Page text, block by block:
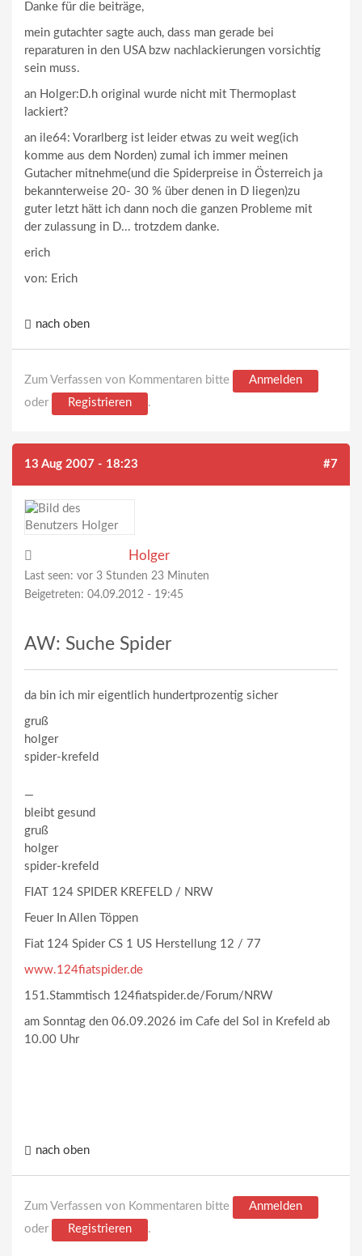
Danke für die beiträge,
mein gutachter sagte auch, dass man gerade bei
reparaturen in den USA bzw nachlackierungen vorsichtig
sein muss.
an Holger:D.h original wurde nicht mit Thermoplast
lackiert?
an ile64: Vorarlberg ist leider etwas zu weit weg(ich
komme aus dem Norden) zumal ich immer meinen
Gutacher mitnehme(und die Spiderpreise in Österreich ja
bekannterweise 20- 30 % über denen in D liegen)zu
guter letzt hätt ich dann noch die ganzen Probleme mit
der zulassung in D... trotzdem danke.
erich
von: Erich
nach oben
Zum Verfassen von Kommentaren bitte
Anmelden
oder
Registrieren .
13 Aug 2007 - 18:23 #7
Holger
Last seen: vor 3 Stunden 23 Minuten
Beigetreten: 04.09.2012 - 19:45
AW: Suche Spider
da bin ich mir eigentlich hundertprozentig sicher
gruß
holger
spider-krefeld
—
bleibt gesund
gruß
holger
spider-krefeld
FIAT 124 SPIDER KREFELD / NRW
Feuer In Allen Töppen
Fiat 124 Spider CS 1 US Herstellung 12 / 77
www.124fiatspider.de
151.Stammtisch 124fiatspider.de/Forum/NRW
am Sonntag den 06.09.2026 im Cafe del Sol in Krefeld ab
10.00 Uhr
nach oben
Zum Verfassen von Kommentaren bitte
Anmelden
oder
Registrieren .